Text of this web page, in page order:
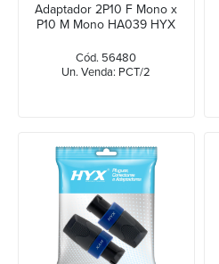
Adaptador 2P10 F Mono x
P10 M Mono HA039 HYX
Cód. 56480
Un. Venda: PCT/2